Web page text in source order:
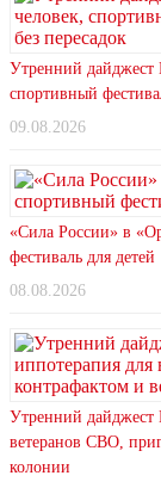
Утренний дайджест
спортивный
09.08.2026
«Сила России» в
фестиваль для детей
08.08.2026
Утренний дайджест
ветеранов СВО,
колонии